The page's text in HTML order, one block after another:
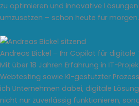
zu optimieren und innovative
umzusetzen – schon heute für morgen.
Andreas Bickel – Ihr Copilot für
Mit über 18 Jahren Erfahrung in IT-
Webtesting sowie KI-gestützter
ich Unternehmen dabei, digitale
nicht nur zuverlässig funktionieren,